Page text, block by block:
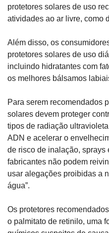
protetores solares de uso
atividades ao ar livre, como
Além disso, os
protetores solares de uso
incluindo hidratantes com
os melhores bálsamos
Para serem recomendados
solares devem proteger
tipos de radiação
ADN e acelerar o
de risco de inalação,
fabricantes não podem
usar alegações proibidas a
água”.
Os protetores
o palmitato de retinilo, uma